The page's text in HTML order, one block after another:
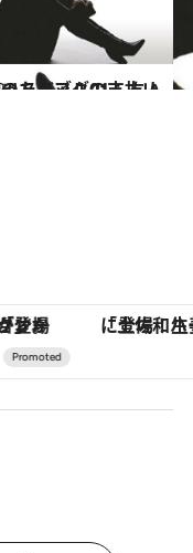
ブル01：友人に譲ったバッグの支払い
スタイル
にも涼を呼ぶ郷土の味